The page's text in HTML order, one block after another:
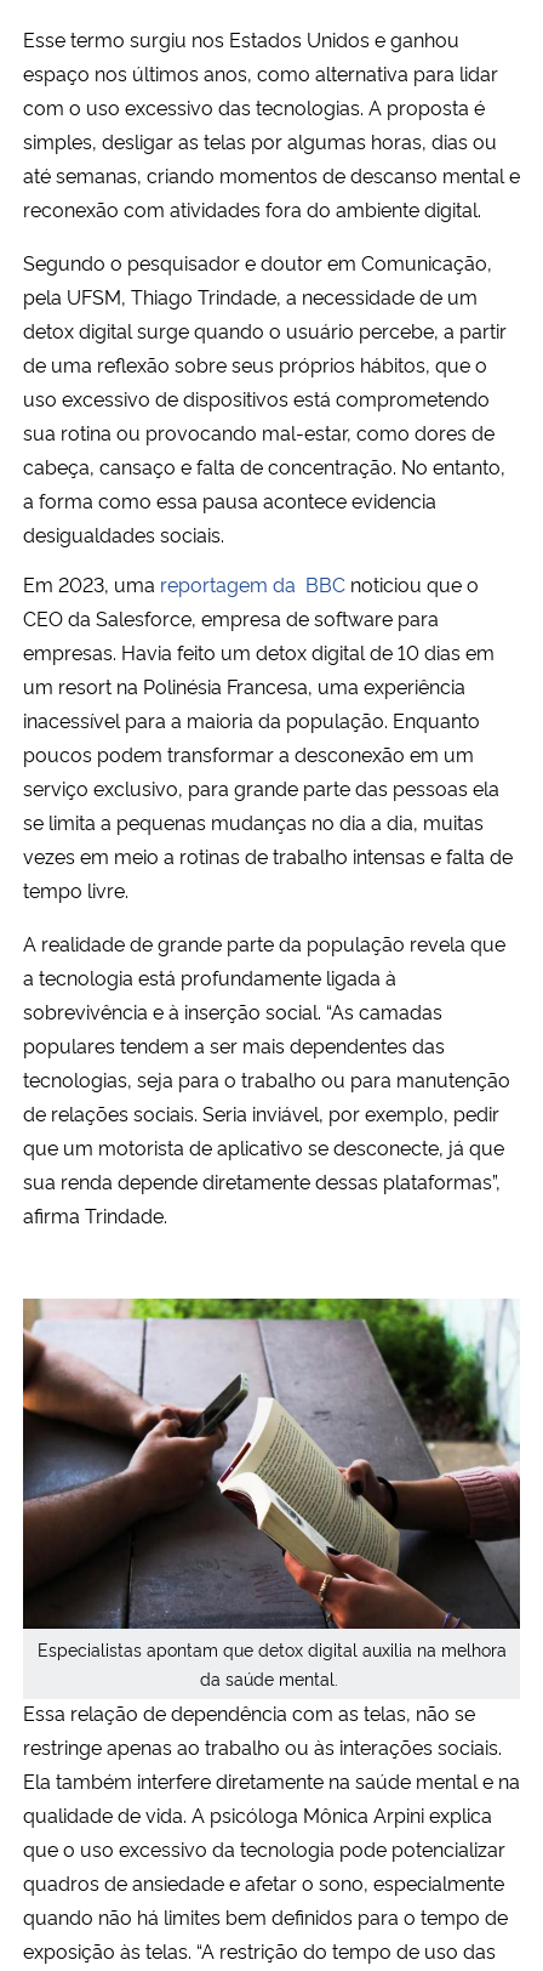
Advocacia-Geral da União
Banco Central do Brasil
Planalto
Esse termo surgiu nos Estados Unidos e ganhou
espaço nos últimos anos, como alternativa para lidar
com o uso excessivo das tecnologias. A proposta é
simples, desligar as telas por algumas horas, dias ou
até semanas, criando momentos de descanso mental e
reconexão com atividades fora do ambiente digital.
Segundo o pesquisador e doutor em Comunicação,
pela UFSM, Thiago Trindade, a necessidade de um
detox digital surge quando o usuário percebe, a partir
de uma reflexão sobre seus próprios hábitos, que o
uso excessivo de dispositivos está comprometendo
sua rotina ou provocando mal-estar, como dores de
cabeça, cansaço e falta de concentração. No entanto,
a forma como essa pausa acontece evidencia
desigualdades sociais.
Em 2023, uma reportagem da BBC noticiou que o
CEO da Salesforce, empresa de software para
empresas. Havia feito um detox digital de 10 dias em
um resort na Polinésia Francesa, uma experiência
inacessível para a maioria da população. Enquanto
poucos podem transformar a desconexão em um
serviço exclusivo, para grande parte das pessoas ela
se limita a pequenas mudanças no dia a dia, muitas
vezes em meio a rotinas de trabalho intensas e falta de
tempo livre.
A realidade de grande parte da população revela que
a tecnologia está profundamente ligada à
sobrevivência e à inserção social. “As camadas
populares tendem a ser mais dependentes das
tecnologias, seja para o trabalho ou para manutenção
de relações sociais. Seria inviável, por exemplo, pedir
que um motorista de aplicativo se desconecte, já que
sua renda depende diretamente dessas plataformas”,
afirma Trindade.
Especialistas apontam que detox digital auxilia na melhora
da saúde mental.
Essa relação de dependência com as telas, não se
restringe apenas ao trabalho ou às interações sociais.
Ela também interfere diretamente na saúde mental e na
qualidade de vida. A psicóloga Mônica Arpini explica
que o uso excessivo da tecnologia pode potencializar
quadros de ansiedade e afetar o sono, especialmente
quando não há limites bem definidos para o tempo de
exposição às telas. “A restrição do tempo de uso das